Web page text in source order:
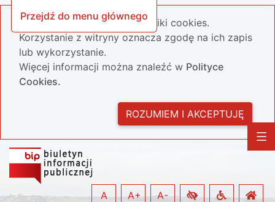
Przejdź do menu głównego
Nasza strona wykorzystuje pliki cookies.
Korzystanie z witryny oznacza zgodę na ich zapis
lub wykorzystanie.
Więcej informacji można znaleźć w Polityce
Cookies.
ROZUMIEM I AKCEPTUJĘ
A A+ A-